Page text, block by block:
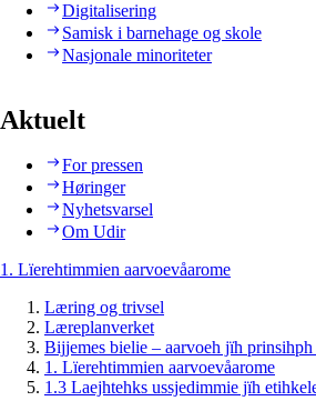
Digitalisering
Samisk i barnehage og skole
Nasjonale minoriteter
Aktuelt
For pressen
Høringer
Nyhetsvarsel
Om Udir
1. Lïerehtimmien aarvoevåarome
Læring og trivsel
Læreplanverket
Bijjemes bielie – aarvoeh jïh prinsihph
1. Lïerehtimmien aarvoevåarome
1.3 Laejhtehks ussjedimmie jïh